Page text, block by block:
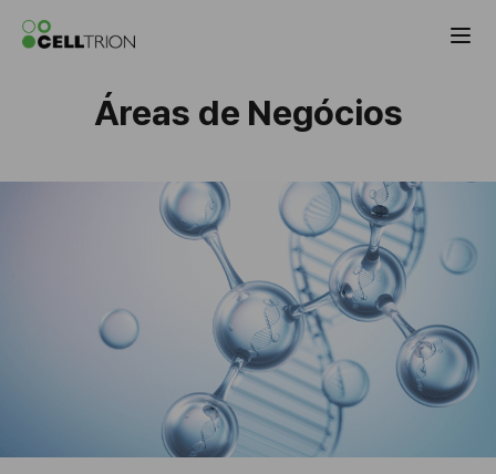
Celltrion the Global Pharmaceutical
Áreas de Negócios